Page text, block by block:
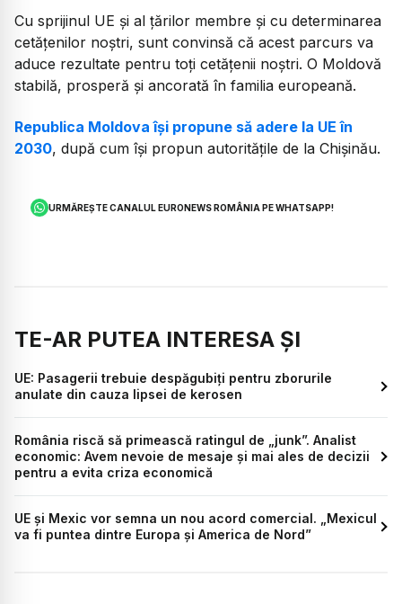
Cu sprijinul UE și al țărilor membre și cu determinarea
cetățenilor noștri, sunt convinsă că acest parcurs va
aduce rezultate pentru toți cetățenii noștri. O Moldovă
stabilă, prosperă și ancorată în familia europeană.
Republica Moldova își propune să adere la UE în
2030, după cum își propun autoritățile de la Chișinău.
URMĂREȘTE CANALUL EURONEWS ROMÂNIA PE WHATSAPP!
TE-AR PUTEA INTERESA ȘI
UE: Pasagerii trebuie despăgubiți pentru zborurile
anulate din cauza lipsei de kerosen
România riscă să primească ratingul de „junk”. Analist
economic: Avem nevoie de mesaje și mai ales de decizii
pentru a evita criza economică
UE și Mexic vor semna un nou acord comercial. „Mexicul
va fi puntea dintre Europa și America de Nord”